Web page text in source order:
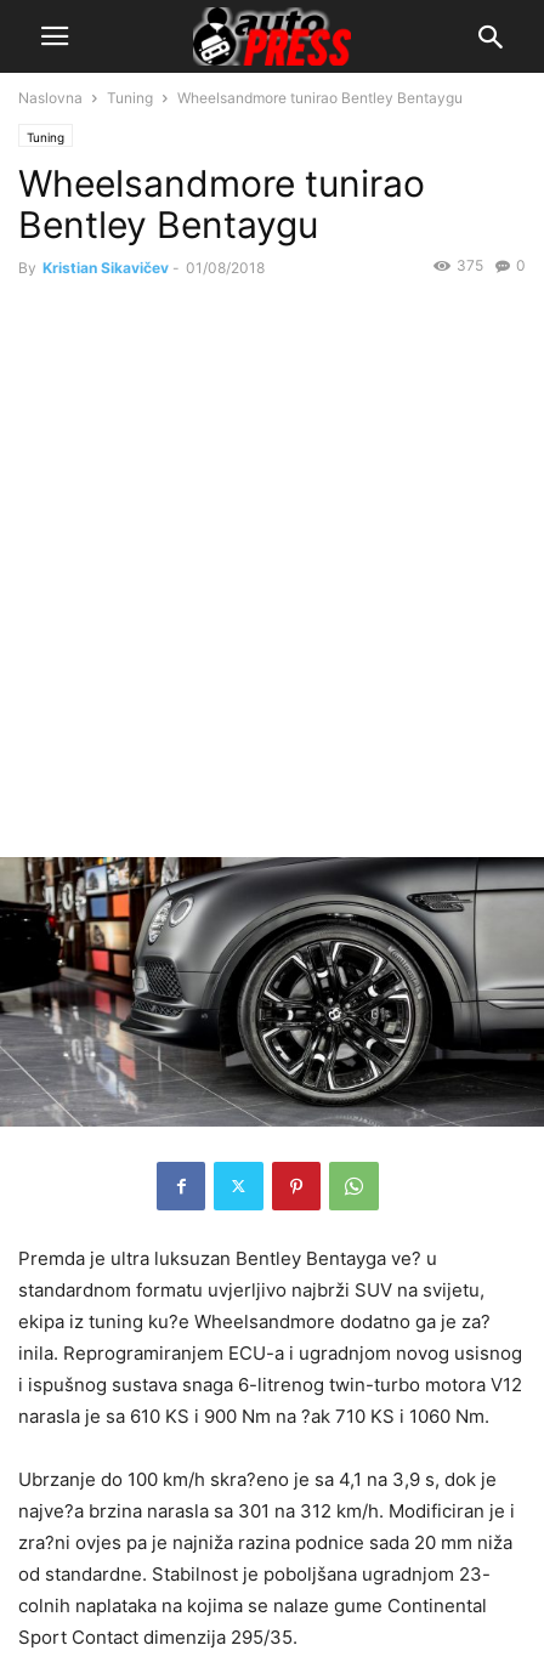
Naslovna Tuning Wheelsandmore tunirao Bentley Bentaygu
Tuning
Wheelsandmore tunirao
Bentley Bentaygu
By Kristian Sikavičev - 01/08/2018 0
375
Premda je ultra luksuzan Bentley Bentayga ve? u
standardnom formatu uvjerljivo najbrži SUV na svijetu,
ekipa iz tuning ku?e Wheelsandmore dodatno ga je za?
inila. Reprogramiranjem ECU-a i ugradnjom novog usisnog
i ispušnog sustava snaga 6-litrenog twin-turbo motora V12
narasla je sa 610 KS i 900 Nm na ?ak 710 KS i 1060 Nm.
Ubrzanje do 100 km/h skra?eno je sa 4,1 na 3,9 s, dok je
najve?a brzina narasla sa 301 na 312 km/h. Modificiran je i
zra?ni ovjes pa je najniža razina podnice sada 20 mm niža
od standardne. Stabilnost je poboljšana ugradnjom 23-
colnih naplataka na kojima se nalaze gume Continental
Sport Contact dimenzija 295/35.